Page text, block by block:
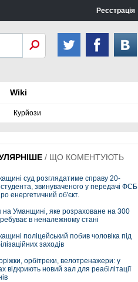
Реєстрація
Курйози
Wiki
/ ЩО КОМЕНТУЮТЬ
суд розглядатиме справу 20-
студента, звинуваченого у передачі ФСБ
енергетичний об'єкт.
на Уманщині, яке розраховане на 300
в неналежному стані
поліцейський побив чоловіка під
заходів
орбітреки, велотренажери: у
відкриють новий зал для реабілітації